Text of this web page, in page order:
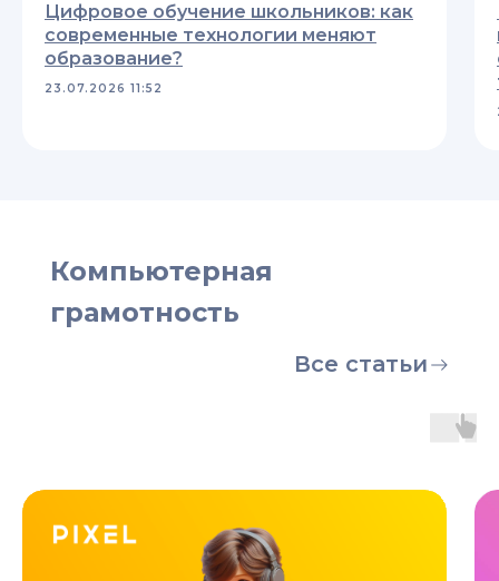
Цифровое обучение школьников: как
современные технологии меняют
образование?
23.07.2026 11:52
Компьютерная
грамотность
Все статьи